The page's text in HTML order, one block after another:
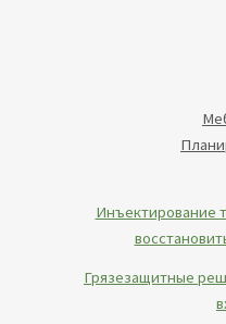
Инъектирование
Грязезащитные